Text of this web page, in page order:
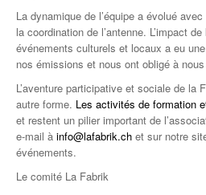
La dynamique de l’équipe a évolué
la coordination de l’antenne. L’impact
événements culturels et locaux a eu
nos émissions et nous ont obligé à
L’aventure participative et sociale de la
autre forme. Les activités de formation
et restent un pilier important de
e-mail à info@lafabrik.ch et sur notre
événements.
Le comité La Fabrik